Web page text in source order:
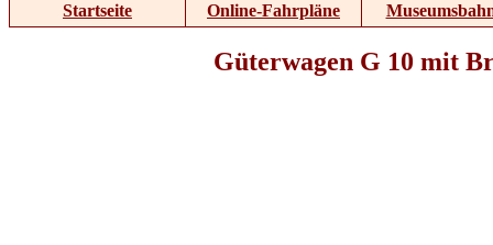
Startseite Online-Fahrpläne
Güterwagen G 10 mit